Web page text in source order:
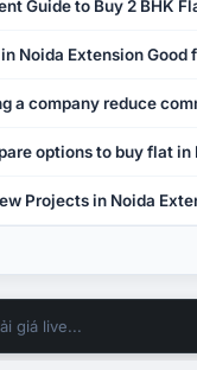
Guide to Buy 2 BHK
Noida Extension Good
a company reduce
options to buy flat in
Projects in Noida
giá live...